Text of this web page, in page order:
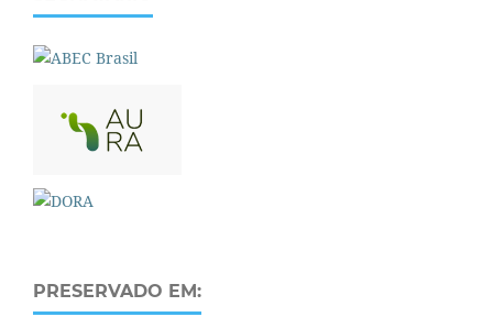
PRESERVADO EM: